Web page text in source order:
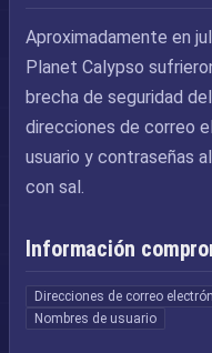
Aproximadamente en
Planet Calypso
brecha de seguridad
direcciones de correo
usuario y contraseñas
con sal.
Información
Direcciones de correo
Nombres de usuario